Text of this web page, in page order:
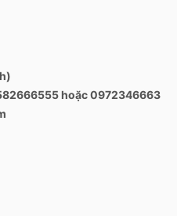
thời gian sử dụng máy
bán có thể thoải mái sử
hoặc 0972346663